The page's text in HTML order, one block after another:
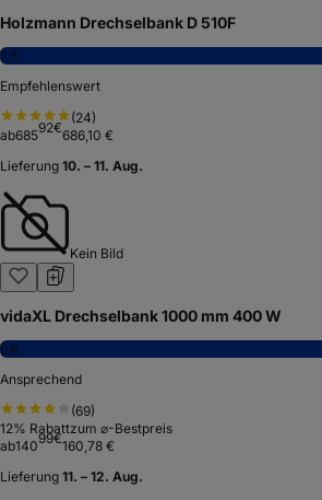
Holzmann Drechselbank D 510F
7,6
Empfehlenswert
(24)
ab68592€686,10 €
Lieferung 10. – 11. Aug.
Kein Bild
vidaXL Drechselbank 1000 mm 400 W
6,6
Ansprechend
(69)
12% Rabattzum ⌀-Bestpreis
ab14099€160,78 €
Lieferung 11. – 12. Aug.